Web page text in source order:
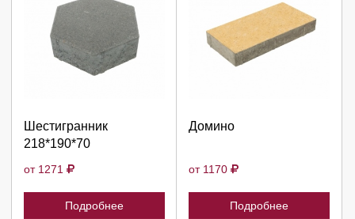
Шестигранник
218*190*70
от 1271
Подробнее
Выберите количество:
Отмена
Домино
от 1170
Подробнее
Выберите количество: